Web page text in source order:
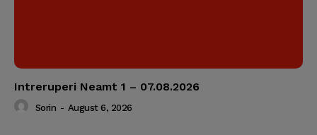
Intreruperi Neamt 1 – 07.08.2026
Sorin - August 6, 2026